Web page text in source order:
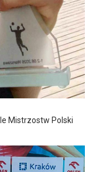
Mistrzostw Polski